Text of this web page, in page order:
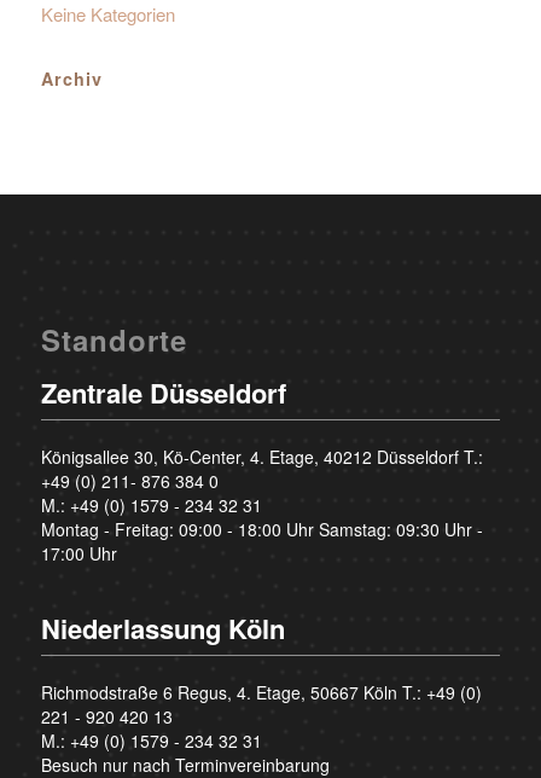
Keine Kategorien
Archiv
Standorte
Zentrale Düsseldorf
Königsallee 30, Kö-Center, 4. Etage, 40212 Düsseldorf T.:
+49 (0) 211- 876 384 0
M.: +49 (0) 1579 - 234 32 31
Montag - Freitag: 09:00 - 18:00 Uhr Samstag: 09:30 Uhr -
17:00 Uhr
Niederlassung Köln
Richmodstraße 6 Regus, 4. Etage, 50667 Köln T.: +49 (0)
221 - 920 420 13
M.: +49 (0) 1579 - 234 32 31
Besuch nur nach Terminvereinbarung